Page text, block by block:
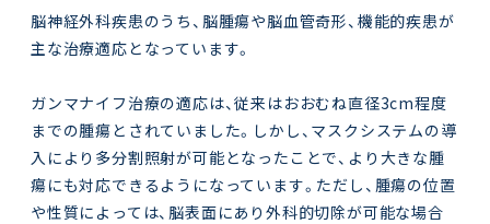
脳神経外科疾患のうち、脳腫瘍や脳血管奇形、機能的疾患が
主な治療適応となっています。
ガンマナイフ治療の適応は、従来はおおむね直径3cm程度
までの腫瘍とされていました。しかし、マスクシステムの導
入により多分割照射が可能となったことで、より大きな腫
瘍にも対応できるようになっています。ただし、腫瘍の位置
や性質によっては、脳表面にあり外科的切除が可能な場合